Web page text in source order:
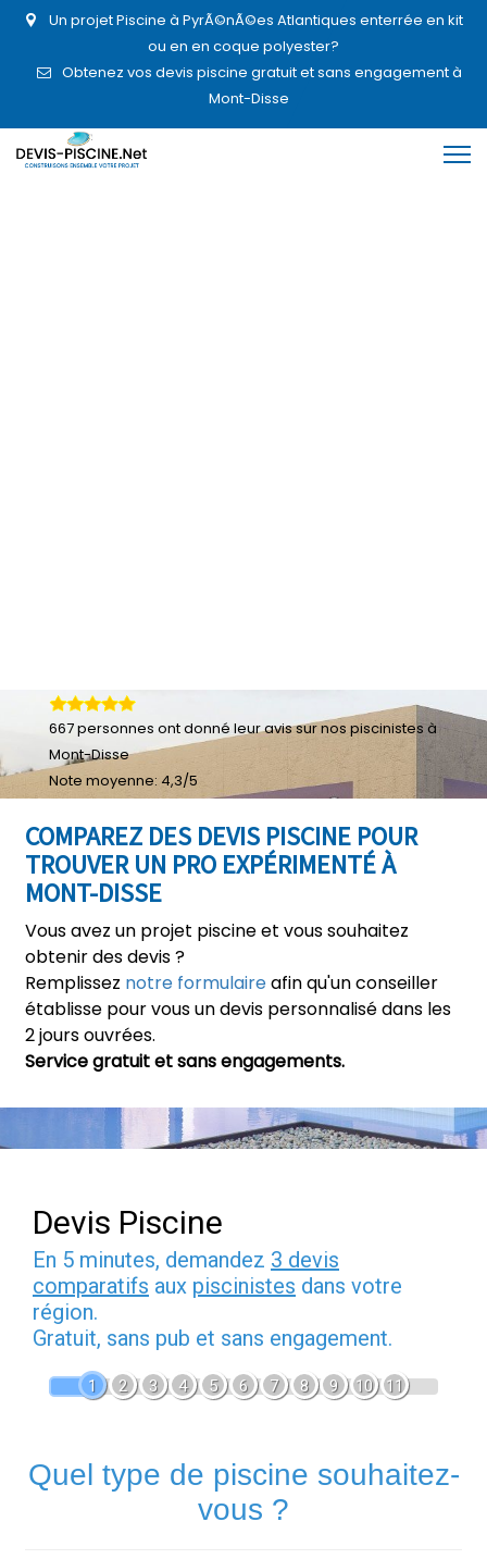
Un projet Piscine à PyrÃ©nÃ©es Atlantiques enterrée en kit
ou en en coque polyester?
Obtenez vos devis piscine gratuit et sans engagement à
Mont-Disse
COMPAREZ DES DEVIS PISCINE POUR
TROUVER UN PRO EXPÉRIMENTÉ À
MONT-DISSE
Vous avez un projet piscine et vous souhaitez
obtenir des devis ?
Remplissez notre formulaireafin qu'un conseiller
établisse pour vous un devis personnalisé dans les
2 jours ouvrées.
Service gratuit et sans engagements.
667personnes ont donné leuravis sur nos piscinistes à
Mont-Disse
Note moyenne: 4,3/5
Devis Piscine
En 5 minutes, demandez 3 devis
comparatifs aux piscinistes dans votre
région.
Gratuit, sans pub et sans engagement.
1 2 3 4 5 6 7 8 9 10 11
Quel type de piscine souhaitez-
vous ?